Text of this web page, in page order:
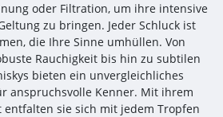
oder Filtration, um ihre intensive
zu bringen. Jeder Schluck ist
die Ihre Sinne umhüllen. Von
Rauchigkeit bis hin zu subtilen
bieten ein unvergleichliches
anspruchsvolle Kenner. Mit ihrem
entfalten sie sich mit jedem Tropfen